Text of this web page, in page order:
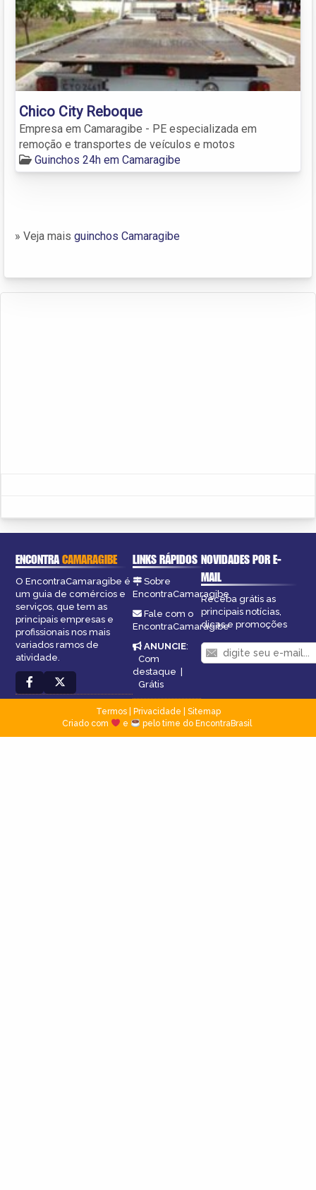
Chico City Reboque
Empresa em Camaragibe - PE especializada em
remoção e transportes de veículos e motos
Guinchos 24h em Camaragibe
» Veja mais guinchos Camaragibe
ENCONTRACAMARAGIBE
O EncontraCamaragibe é
um guia de comércios e
serviços, que tem as
principais empresas e
profissionais nos mais
variados ramos de
atividade.
LINKS RÁPIDOS
Sobre
EncontraCamaragibe
Fale com o
EncontraCamaragibe
ANUNCIE:
Com
destaque |
Grátis
NOVIDADES POR E-
MAIL
Receba grátis as
principais notícias,
dicas e promoções
Termos| Privacidade
Sitemap
Criado com
e pelo time do EncontraBrasil